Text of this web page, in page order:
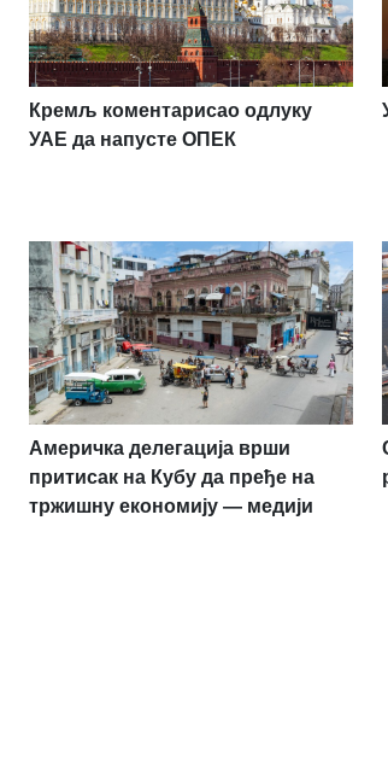
Кремљ коментарисао одлуку
УАЕ да напусте ОПЕК
Америчка делегација врши
притисак на Кубу да пређе на
тржишну економију — медији